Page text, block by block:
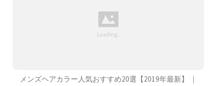
メンズヘアカラー人気おすすめ20選【2019年最新】 ｜